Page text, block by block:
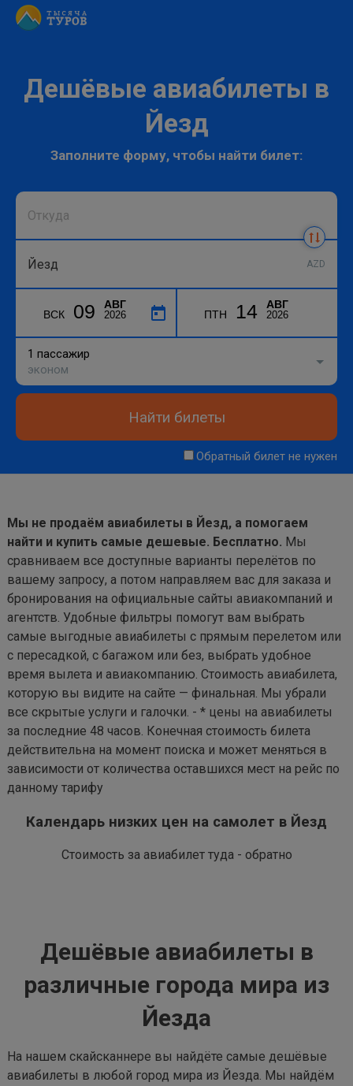
Дешёвые авиабилеты в
Йезд
Заполните форму, чтобы найти билет:
AZD
ВСК 09 АВГ
2026 ПТН 14 АВГ
2026
1 пассажир
эконом
Найти билеты
Обратный билет не нужен
Мы не продаём авиабилеты в Йезд, а помогаем
найти и купить самые дешевые. Бесплатно. Мы
сравниваем все доступные варианты перелётов по
вашему запросу, а потом направляем вас для заказа и
бронирования на официальные сайты авиакомпаний и
агентств. Удобные фильтры помогут вам выбрать
самые выгодные авиабилеты с прямым перелетом или
с пересадкой, с багажом или без, выбрать удобное
время вылета и авиакомпанию. Стоимость авиабилета,
которую вы видите на сайте — финальная. Мы убрали
все скрытые услуги и галочки. - * цены на авиабилеты
за последние 48 часов. Конечная стоимость билета
действительна на момент поиска и может меняться в
зависимости от количества оставшихся мест на рейс по
данному тарифу
Календарь низких цен на самолет в Йезд
Стоимость за авиабилет туда - обратно
Дешёвые авиабилеты в
различные города мира из
Йезда
На нашем скайсканнере вы найдёте самые дешёвые
авиабилеты в любой город мира из Йезда. Мы найдём